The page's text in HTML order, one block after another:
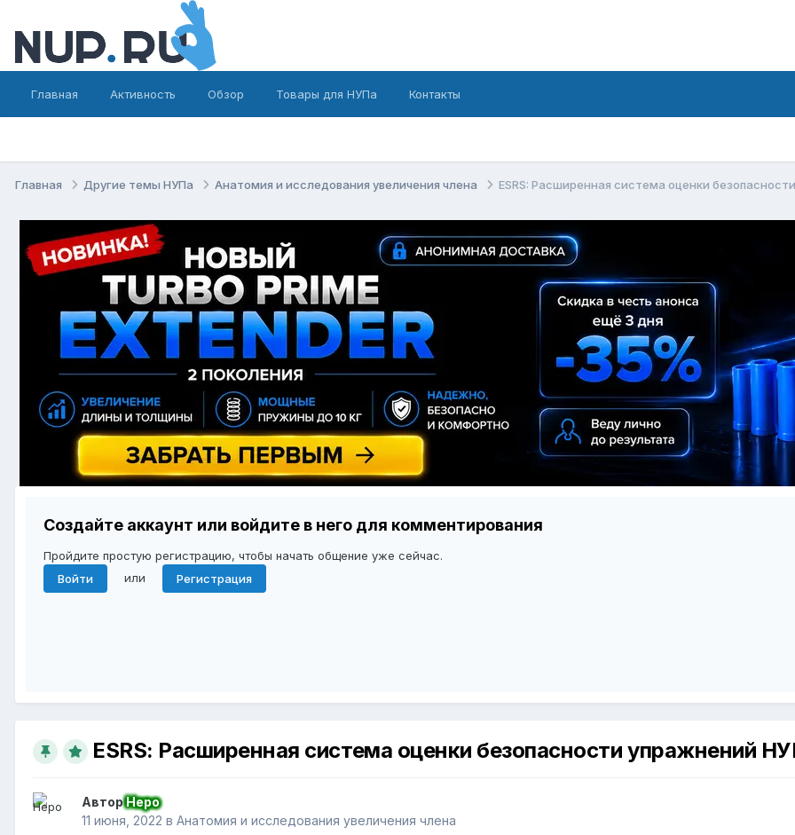
Главная Активность Обзор Товары для НУПа Контакты
Главная Другие темы НУПа Анатомия и исследования увеличения члена ESRS: Расширенная система оценки
Создайте аккаунт или войдите в него для комментирования
Пройдите простую регистрацию, чтобы начать общение уже сейчас.
Войти
или Регистрация
ESRS: Расширенная система оценки безопасности упражнений
АвторНеро
11 июня, 2022 в Анатомия и исследования увеличения члена